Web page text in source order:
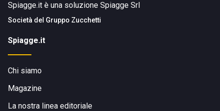
Spiagge.it è una soluzione Spiagge Srl
Società del Gruppo Zucchetti
Spiagge.it
Chi siamo
Magazine
La nostra linea editoriale